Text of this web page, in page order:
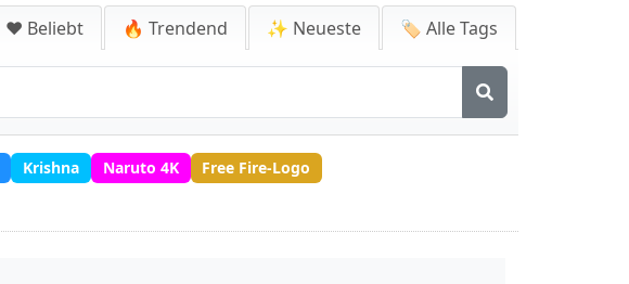
❤️ Beliebt 🔥 Trendend ✨ Neueste 🏷️ Alle Tags
Krishna Naruto 4K Free Fire-Logo